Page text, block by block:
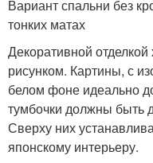
Вариант спальни без
тонких матах
Декоративной
рисунком. Картины, с
белом фоне идеально
тумбочки должны быть
Сверху них
японскому интерьеру.